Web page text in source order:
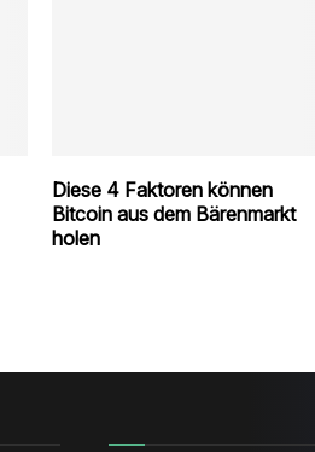
Diese 4 Faktoren können
Bitcoin aus dem Bärenmarkt
holen